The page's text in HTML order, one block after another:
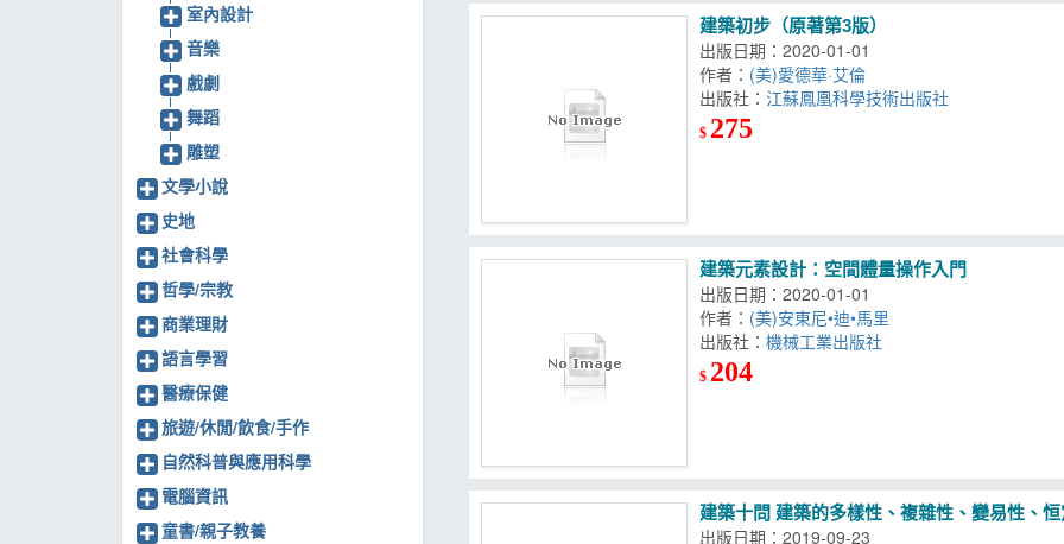
建築初步（原著第3版）
出版日期：2020-01-01
作者： (美)愛德華·艾倫
出版社：江蘇鳳凰科學技術出版社
$ 275
建築元素設計：空間體量操作入門
出版日期：2020-01-01
作者： (美)安東尼•迪•馬里
出版社：機械工業出版社
$ 204
建築十問 建築的多樣性、複雜性、變易性、
出版日期：2019-09-23
室內設計
音樂
戲劇
舞蹈
雕塑
文學小說
史地
社會科學
哲學/宗教
商業理財
語言學習
醫療保健
旅遊/休閒/飲食/手作
自然科普與應用科學
電腦資訊
童書/親子教養